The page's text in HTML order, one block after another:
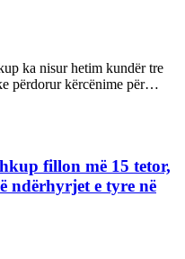
ka nisur hetim kundër tre
përdorur kërcënime për…
fillon më 15 tetor,
ndërhyrjet e tyre në